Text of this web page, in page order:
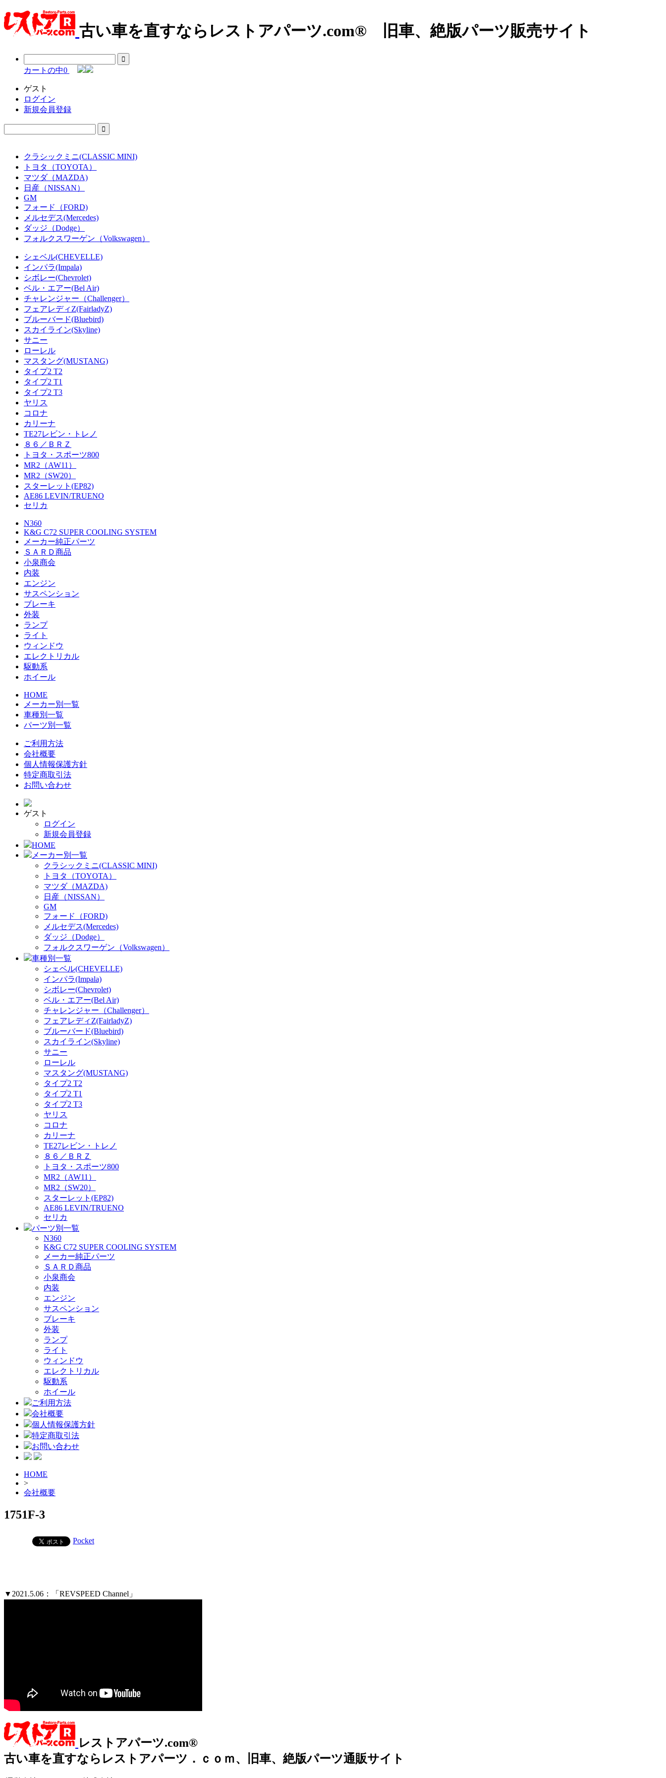
古い車を直すならレストアパーツ.com® 旧車、絶版パーツ販売サイト
カートの中0
ゲスト
ログイン
新規会員登録
クラシックミニ(CLASSIC MINI)
トヨタ（TOYOTA）
マツダ（MAZDA)
日産（NISSAN）
GM
フォード（FORD)
メルセデス(Mercedes)
ダッジ（Dodge）
フォルクスワーゲン（Volkswagen）
シェベル(CHEVELLE)
インパラ(Impala)
シボレー(Chevrolet)
ベル・エアー(Bel Air)
チャレンジャー（Challenger）
フェアレディZ(FairladyZ)
ブルーバード(Bluebird)
スカイライン(Skyline)
サニー
ローレル
マスタング(MUSTANG)
タイプ2 T2
タイプ2 T1
タイプ2 T3
ヤリス
コロナ
カリーナ
TE27レビン・トレノ
８６／ＢＲＺ
トヨタ・スポーツ800
MR2（AW11）
MR2（SW20）
スターレット(EP82)
AE86 LEVIN/TRUENO
セリカ
N360
K&G C72 SUPER COOLING SYSTEM
メーカー純正パーツ
ＳＡＲＤ商品
小泉商会
内装
エンジン
サスペンション
ブレーキ
外装
ランプ
ライト
ウィンドウ
エレクトリカル
駆動系
ホイール
HOME
メーカー別一覧
車種別一覧
パーツ別一覧
ご利用方法
会社概要
個人情報保護方針
特定商取引法
お問い合わせ
ゲスト
ログイン
新規会員登録
HOME
メーカー別一覧
クラシックミニ(CLASSIC MINI)
トヨタ（TOYOTA）
マツダ（MAZDA)
日産（NISSAN）
GM
フォード（FORD)
メルセデス(Mercedes)
ダッジ（Dodge）
フォルクスワーゲン（Volkswagen）
車種別一覧
シェベル(CHEVELLE)
インパラ(Impala)
シボレー(Chevrolet)
ベル・エアー(Bel Air)
チャレンジャー（Challenger）
フェアレディZ(FairladyZ)
ブルーバード(Bluebird)
スカイライン(Skyline)
サニー
ローレル
マスタング(MUSTANG)
タイプ2 T2
タイプ2 T1
タイプ2 T3
ヤリス
コロナ
カリーナ
TE27レビン・トレノ
８６／ＢＲＺ
トヨタ・スポーツ800
MR2（AW11）
MR2（SW20）
スターレット(EP82)
AE86 LEVIN/TRUENO
セリカ
パーツ別一覧
N360
K&G C72 SUPER COOLING SYSTEM
メーカー純正パーツ
ＳＡＲＤ商品
小泉商会
内装
エンジン
サスペンション
ブレーキ
外装
ランプ
ライト
ウィンドウ
エレクトリカル
駆動系
ホイール
ご利用方法
会社概要
個人情報保護方針
特定商取引法
お問い合わせ
HOME
>
会社概要
1751F-3
Pocket
▼2021.5.06：「REVSPEED Channel」
レストアパーツ.com®
古い車を直すならレストアパーツ．ｃｏｍ、旧車、絶版パーツ通販サイト